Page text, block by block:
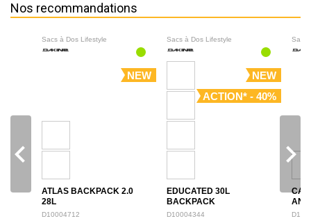
Nos recommandations
Sacs à Dos Lifestyle
NEW
ATLAS BACKPACK 2.0
28L
D10004712
Sacs à Dos Lifestyle
NEW
ACTION* - 40%
EDUCATED 30L
BACKPACK
D10004344
Sacs
navigate_before navigate_next